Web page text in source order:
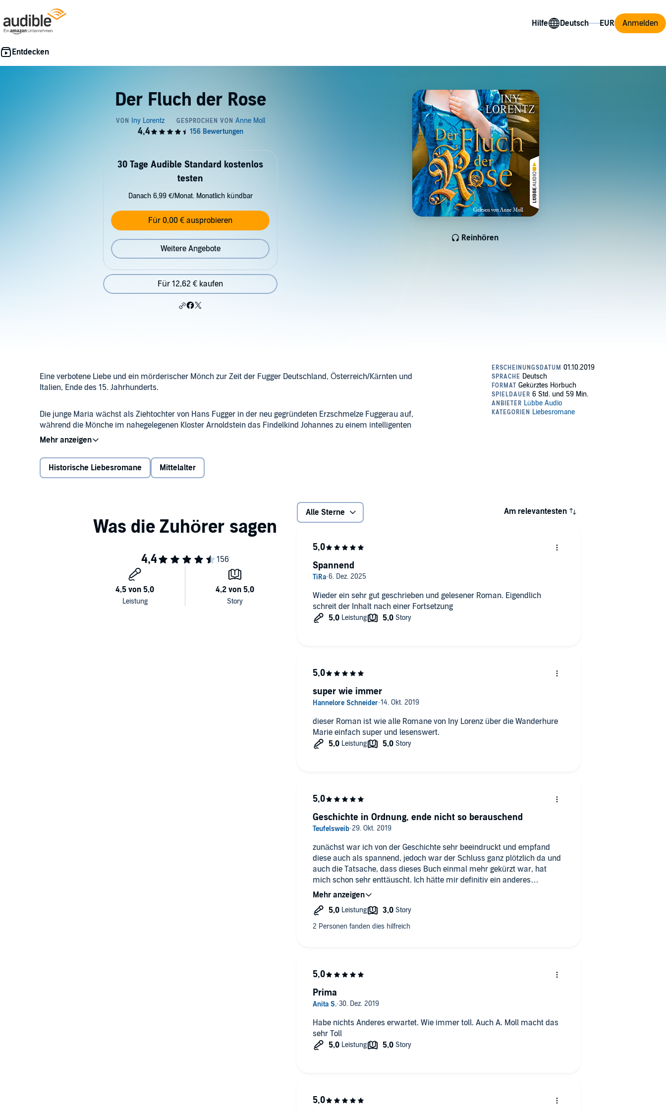
Hilfe Anmelden
Der Fluch der Rose
Reinhören
30 Tage Audible Standard kostenlos
testen
Danach 6,99 €/Monat. Monatlich kündbar
Für 0,00 € ausprobieren
Weitere Angebote
Für 12,62 € kaufen
Eine verbotene Liebe und ein mörderischer Mönch zur Zeit der Fugger Deutschland, Österreich/Kärnten und
Italien, Ende des 15. Jahrhunderts.
Die junge Maria wächst als Ziehtochter von Hans Fugger in der neu gegründeten Erzschmelze Fuggerau auf,
während die Mönche im nahegelegenen Kloster Arnoldstein das Findelkind Johannes zu einem intelligenten
jungen Mann erziehen. Nur Pater Norbert weiß um Johannes' wahre Herkunft und überlegt seit Jahren, wie er
Profit aus dieser Information schlagen kann.
Als sich Maria und Johannes das erste Mal begegnen, ist es Liebe auf den ersten Blick. Doch Johannes ist kurz
Als das Kloster und die Fuggerau in den Krieg zwischen König Maximilian von Habsburg und der Republik
©2019 Lübbe Audio (P)2019 Lübbe Audio
Historische Liebesromane Mittelalter
Alle Sterne Am relevantesten
Wieder ein sehr gut geschrieben und gelesener Roman. Eigendlich
schreit der Inhalt nach einer Fortsetzung
Spannend
dieser Roman ist wie alle Romane von Iny Lorenz über die Wanderhure
Marie einfach super und lesenswert.
super wie immer
zunächst war ich von der Geschichte sehr beeindruckt und empfand
diese auch als spannend, jedoch war der Schluss ganz plötzlich da und
auch die Tatsache, dass dieses Buch einmal mehr gekürzt war, hat
mich schon sehr enttäuscht. Ich hätte mir definitiv ein anderes
spannenderes Ende gewünscht, weiß hier doch nicht, ob es dafür eine
Fortsetzung gibt im Großen und Ganzen ist das Buch ganz fantastisch
von Anne Moll vorgelesen (so wie jedes ihrer vorgetragenen Werke) und
wenn ich die Möglichkeit hätte, das komplette Buch zu hören, würde
Geschichte in Ordnung, ende nicht so berauschend
Habe nichts Anderes erwartet. Wie immer toll. Auch A. Moll macht das
sehr Toll
Prima